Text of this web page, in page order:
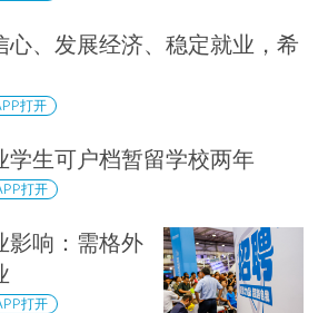
心、发展经济、稳定就业，希
打开
学生可户档暂留学校两年
打开
影响：需格外
打开